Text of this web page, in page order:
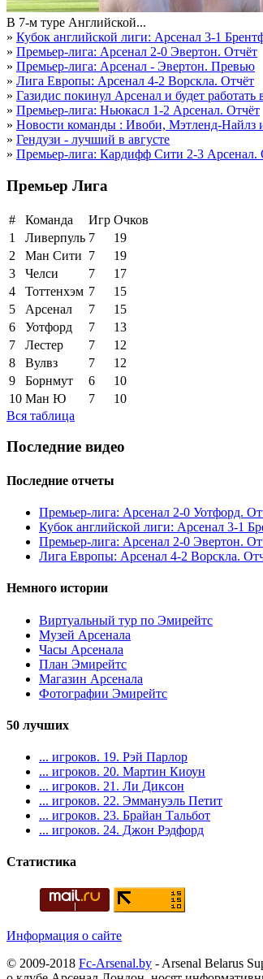
В 7-м туре Английской...
» Кубок английской лиги: Арсенал 3-1
» Премьер-лига: Арсенал 2-0 Эвертон. Отчёт
» Премьер-лига: Арсенал - Эвертон. Превью
» Лига Европы: Арсенал 4-2 Ворскла. Отчёт
» Газидис покинул Арсенал и будет
» Премьер-лига: Ньюкасл 1-2 Арсенал. Отчёт
» Новости команды : Ивоби, Мэтленд-Найлз
» Гендузи - лучший в августе
» Премьер-лига: Кардифф Сити 2-3 Арсенал.
Премьер Лига
# Команда Игр Очков
1
Ливерпуль 7
19
2
Ман Сити 7
19
3
Челси 7
17
4
Тоттенхэм 7
15
5
Арсенал 7
15
6
Уотфорд 7
13
7
Лестер 7
12
8
Вулвз 7
12
9
Борнмут 6
10
10 Ман Ю 7
10
Вся таблица
Последние видео
Последние отчеты
Премьер-лига: Арсенал 2-0 Уотфорд.
Кубок английской лиги: Арсенал 3-1
Премьер-лига: Арсенал 2-0 Эвертон.
Лига Европы: Арсенал 4-2 Ворскла.
Немного истории
Виртуальный тур по Эмирейтс
Музей Арсенала
Часы Арсенала
План Эмирейтс
Магазин Арсенала
Фотографии Эмирейтс
50 лучших
... игроков. 19. Рэй Парлор
... игроков. 20. Мартин Киоун
... игроков. 21. Ли Диксон
... игроков. 22. Эммануэль Петит
... игроков. 23. Брайан Тальбот
... игроков. 24. Джон Рэдфорд
Статистика
Информация о сайте
© 2009-2018 Fc-Arsenal.by - Arsenal Belarus